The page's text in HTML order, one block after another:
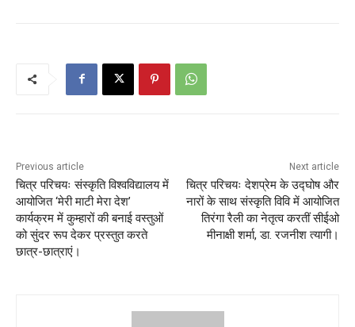
Previous article
चित्र परिचयः संस्कृति विश्वविद्यालय में
आयोजित ‘मेरी माटी मेरा देश’
कार्यक्रम में कुम्हारों की बनाई वस्तुओं
को सुंदर रूप देकर प्रस्तुत करते
छात्र-छात्राएं।
Next article
चित्र परिचयः देशप्रेम के उद्घोष और
नारों के साथ संस्कृति विवि में आयोजित
तिरंगा रैली का नेतृत्व करतीं सीईओ
मीनाक्षी शर्मा, डा. रजनीश त्यागी।